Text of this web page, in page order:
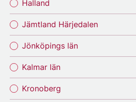
Halland
Jämtland Härjedalen
Jönköpings län
Kalmar län
Kronoberg